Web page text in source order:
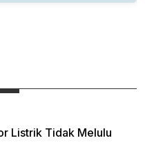
Listrik Tidak Melulu